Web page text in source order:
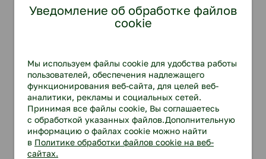
Уведомление об обработке файлов
cookie
Мы используем файлы cookie для удобства работы
пользователей, обеспечения надлежащего
функционирования веб-сайта, для целей веб-
аналитики, рекламы и социальных сетей.
Принимая все файлы cookie, Вы соглашаетесь
с обработкой указанных файлов.Дополнительную
информацию о файлах cookie можно найти
в Политике обработки файлов cookie на веб-
сайтах.